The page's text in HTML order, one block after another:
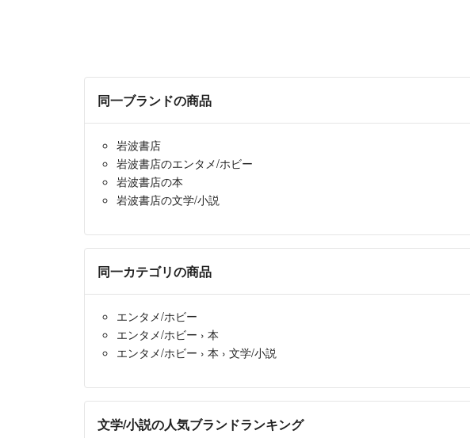
同一ブランドの商品
岩波書店
岩波書店のエンタメ/ホビー
岩波書店の本
岩波書店の文学/小説
同一カテゴリの商品
エンタメ/ホビー
エンタメ/ホビー › 本
エンタメ/ホビー › 本 › 文学/小説
文学/小説の人気ブランドランキング